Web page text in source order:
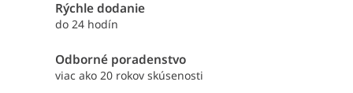
y
v
Rýchle dodanie
do 24 hodín
Odborné poradenstvo
viac ako 20 rokov skúsenosti